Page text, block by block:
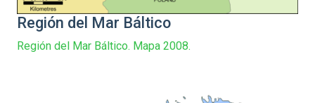
Región del Mar Báltico
Región del Mar Báltico. Mapa 2008.